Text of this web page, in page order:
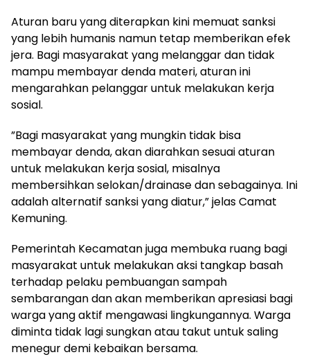
​Aturan baru yang diterapkan kini memuat sanksi
yang lebih humanis namun tetap memberikan efek
jera. Bagi masyarakat yang melanggar dan tidak
mampu membayar denda materi, aturan ini
mengarahkan pelanggar untuk melakukan kerja
sosial.
​”Bagi masyarakat yang mungkin tidak bisa
membayar denda, akan diarahkan sesuai aturan
untuk melakukan kerja sosial, misalnya
membersihkan selokan/drainase dan sebagainya. Ini
adalah alternatif sanksi yang diatur,” jelas Camat
Kemuning.
​Pemerintah Kecamatan juga membuka ruang bagi
masyarakat untuk melakukan aksi tangkap basah
terhadap pelaku pembuangan sampah
sembarangan dan akan memberikan apresiasi bagi
warga yang aktif mengawasi lingkungannya. Warga
diminta tidak lagi sungkan atau takut untuk saling
menegur demi kebaikan bersama.